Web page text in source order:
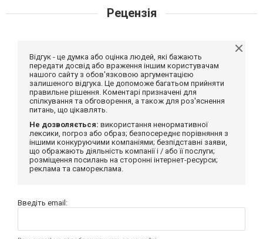
Рецензія
Відгук - це думка або оцінка людей, які бажають
передати досвід або враження іншим користувачам
нашого сайту з обов'язковою аргументацією
залишеного відгука. Це допоможе багатьом прийняти
правильне рішення. Коментарі призначені для
спілкування та обговорення, а також для роз'яснення
питань, що цікавлять.
Не дозволяється: використання ненормативної
лексики, погроз або образ; безпосереднє порівняння з
іншими конкуруючими компаніями; безпідставні заяви,
що ображають діяльність компанії і / або її послуги;
розміщення посилань на сторонні інтернет-ресурси;
реклама та самореклама.
Введіть email: